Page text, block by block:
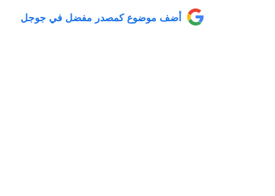
أضف موضوع كمصدر مفضل في جوجل